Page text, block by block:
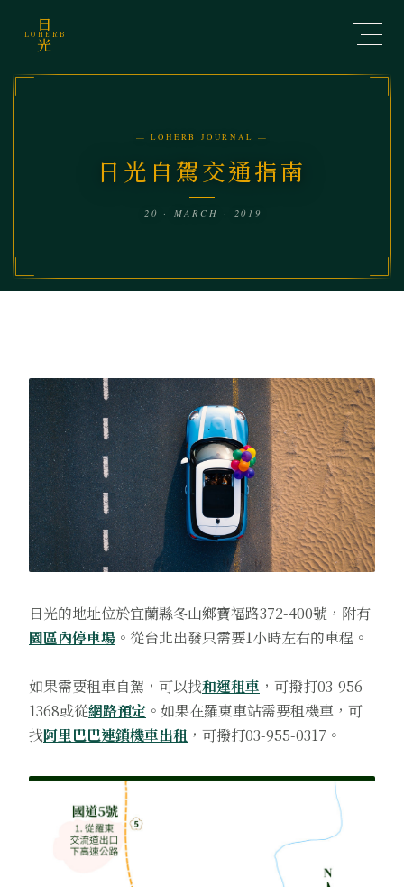
日
LOHERB
光
— LOHERB JOURNAL —
日光自駕交通指南
20 · MARCH · 2019
日光的地址位於宜蘭縣冬山鄉寶福路372-400號，附有
園區內停車場 。從台北出發只需要1小時左右的車程。
如果需要租車自駕，可以找和運租車 ，可撥打03-956-
1368或從網路預定 。如果在羅東車站需要租機車，可
找阿里巴巴連鎖機車出租 ，可撥打03-955-0317。